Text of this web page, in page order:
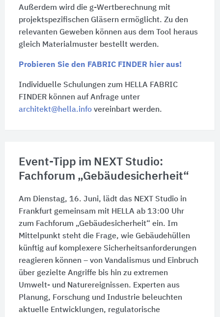
Außerdem wird die g-Wertberechnung mit
projektspezifischen Gläsern ermöglicht. Zu den
rele­vanten Geweben können aus dem Tool heraus
gleich Materialmuster bestellt werden.
Probieren Sie den FABRIC FINDER hier aus!
Individuelle Schulungen zum HELLA FABRIC
FINDER können auf Anfrage unter
architekt@hella.infovereinbart werden.
Event-Tipp im NEXT Studio:
Fachforum „Gebäudesicherheit“
Am Dienstag, 16. Juni, lädt das NEXT Studio in
Frankfurt gemeinsam mit HELLA ab 13:00 Uhr
zum Fachforum „Gebäudesicherheit“ ein. Im
Mittelpunkt steht die Frage, wie Gebäudehüllen
künftig auf komplexere Sicher­heits­an­for­de­run­gen
reagieren können – von Vandalismus und Einbruch
über gezielte Angriffe bis hin zu ex­tre­men
Umwelt- und Naturereignissen. Experten aus
Planung, Forschung und Industrie beleuchten
aktuelle Ent­wick­lun­gen, regulatorische